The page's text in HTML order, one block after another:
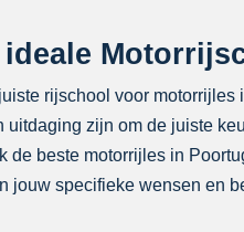
rijschool voor
uitdaging zijn om de juiste
de beste motorrijles in
jouw specifieke wensen en